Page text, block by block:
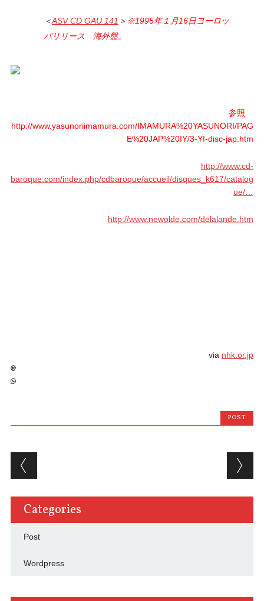
＜ASV CD GAU 141 ＞ ※1995年１月16日ヨーロッ
パリリース 海外盤。
参照
http://www.yasunoriimamura.com/IMAMURA%20YASUNORI/PAG
E%20JAP%20IY/3-YI-disc-jap.htm
http://www.cd-
baroque.com/index.php/cdbaroque/accueil/disques_k617/catalog
ue/…
http://www.newolde.com/delalande.htm
via nhk.or.jp
POST
Post navigation
Categories
Post
Wordpress